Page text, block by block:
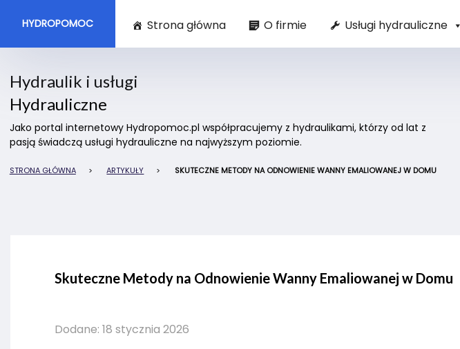
HYDROPOMOC Strona główna O firmie Usługi hydrauliczne
Hydraulik i usługi
Hydrauliczne
Jako portal internetowy Hydropomoc.pl współpracujemy z hydraulikami, którzy od lat z
pasją świadczą usługi hydrauliczne na najwyższym poziomie.
STRONA GŁÓWNA > ARTYKUŁY > SKUTECZNE METODY NA ODNOWIENIE WANNY EMALIOWANEJ W DOMU
Skuteczne Metody na Odnowienie Wanny Emaliowanej w Domu
Dodane: 18 stycznia 2026